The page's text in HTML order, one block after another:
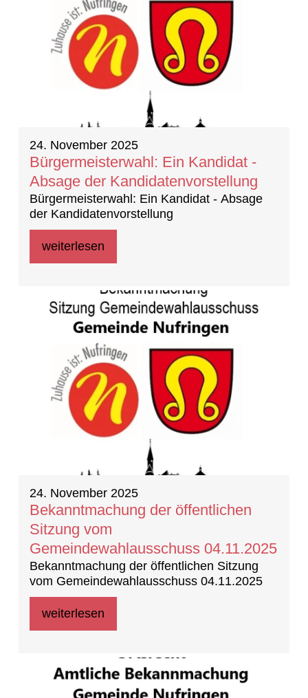
24. November 2025
Bürgermeisterwahl: Ein Kandidat -
Absage der Kandidatenvorstellung
Bürgermeisterwahl: Ein Kandidat - Absage
der Kandidatenvorstellung
weiterlesen
24. November 2025
Bekanntmachung der öffentlichen
Sitzung vom
Gemeindewahlausschuss 04.11.2025
Bekanntmachung der öffentlichen Sitzung
vom Gemeindewahlausschuss 04.11.2025
weiterlesen